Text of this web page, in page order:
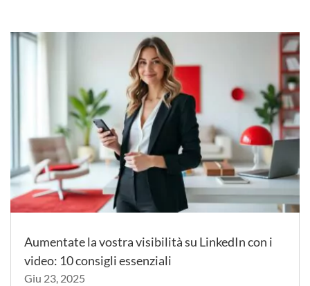
Aumentate la vostra visibilità su LinkedIn con i
video: 10 consigli essenziali
Giu 23, 2025